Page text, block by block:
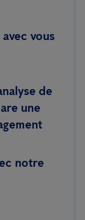
vous
de
une
notre